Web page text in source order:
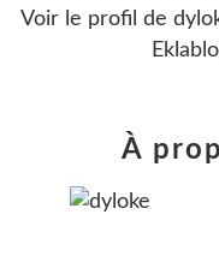
Voir le profil de
À